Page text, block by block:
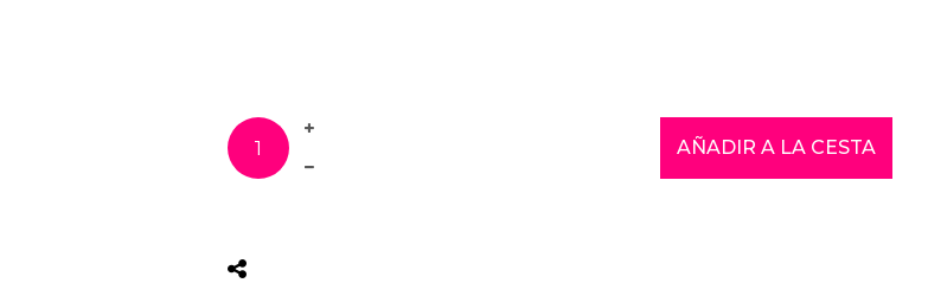
AÑADIR A LA CESTA